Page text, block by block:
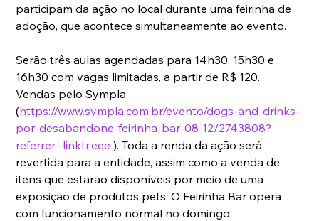
participam da ação no local durante uma feirinha de
adoção, que acontece simultaneamente ao evento.
Serão três aulas agendadas para 14h30, 15h30 e
16h30 com vagas limitadas, a partir de R$ 120.
Vendas pelo Sympla
(https://www.sympla.com.br/evento/dogs-and-drinks-
por-desabandone-feirinha-bar-08-12/2743808?
referrer=linktr.eee ). Toda a renda da ação será
revertida para a entidade, assim como a venda de
itens que estarão disponíveis por meio de uma
exposição de produtos pets. O Feirinha Bar opera
com funcionamento normal no domingo.